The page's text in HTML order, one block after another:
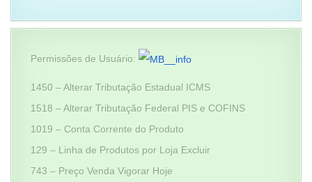
Permissões de Usuário:
1450 – Alterar Tributação Estadual ICMS
1518 – Alterar Tributação Federal PIS e COFINS
1019 – Conta Corrente do Produto
129 – Linha de Produtos por Loja Excluir
743 – Preço Venda Vigorar Hoje